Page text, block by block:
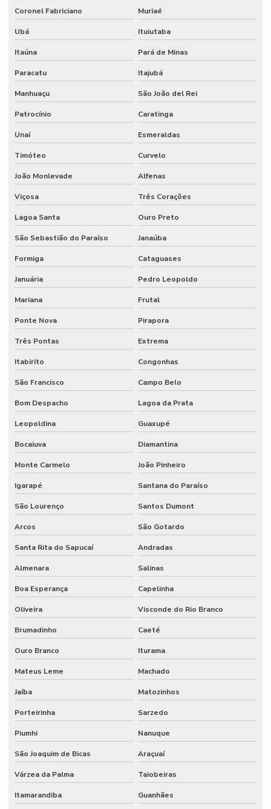
Manutenção De Impermeabilização Predial
Manutenção De Jardins E Limpeza
Manutenção De Sistemas Elétricos
Manutenção De Sistemas Elétricos E Hidráulicos
Manutenção De Sistemas Elétricos Prediais
Manutenção De Sistemas Hidráulicos
Manutenção De Sistemas Sanitários
Manutenção E Conservação De Ambientes
Manutenção elétrica preventiva
Manutenção de equipamentos industriais
Manutenção de estações de tratamento de água
Manutenção e gestão de instalações comerciais
Manutenção industrial
Manutenção de infraestrutura empresarial
Manutenção de instalações elétricas industriais
Manutenção Inteligente Em Indústrias
Manutenção Predial
Manutenção Predial De Edifícios Comerciais
Manutenção Predial De Estruturas
Manutenção Predial De Pequenas Obras
Manutenção Predial E Serviços Técnicos
Manutenção Predial Para Empresas
Manutenção predial preventiva e corretiva
Manutenção Predial Residencial
Manutenção Preditiva
Manutenção Preditiva Com Internet Das Coisas
Manutenção Preditiva E Iot
Manutenção Preditiva Para Indústria
Manutenção Preditiva Reduzindo Custos
Manutenção Preventiva
Coronel Fabriciano Muriaé
Ubá Ituiutaba
Itaúna Pará de Minas
Paracatu Itajubá
Manhuaçu São João del Rei
Patrocínio Caratinga
Unaí Esmeraldas
Timóteo Curvelo
João Monlevade Alfenas
Viçosa Três Corações
Lagoa Santa Ouro Preto
São Sebastião do Paraíso Janaúba
Formiga Cataguases
Januária Pedro Leopoldo
Mariana Frutal
Ponte Nova Pirapora
Três Pontas Extrema
Itabirito Congonhas
São Francisco Campo Belo
Bom Despacho Lagoa da Prata
Leopoldina Guaxupé
Bocaiuva Diamantina
Monte Carmelo João Pinheiro
Igarapé Santana do Paraíso
São Lourenço Santos Dumont
Arcos São Gotardo
Santa Rita do Sapucaí Andradas
Almenara Salinas
Boa Esperança Capelinha
Oliveira Visconde do Rio Branco
Brumadinho Caeté
Ouro Branco Iturama
Mateus Leme Machado
Jaíba Matozinhos
Porteirinha Sarzedo
Piumhi Nanuque
São Joaquim de Bicas Araçuaí
Várzea da Palma Taiobeiras
Itamarandiba Guanhães